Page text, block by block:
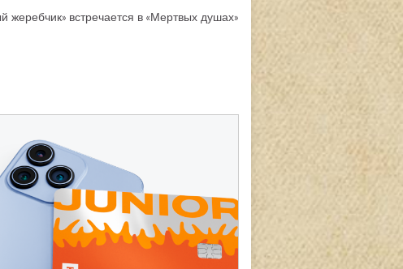
встречается в «Мертвых душах»